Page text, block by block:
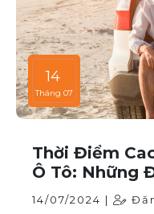
14
Tháng 07
Thời Điểm
Ô Tô: Những
14/07/2024 |